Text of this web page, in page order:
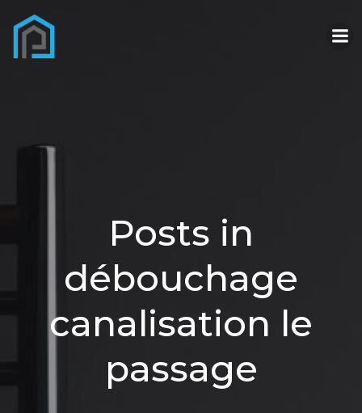
Posts in
débouchage
canalisation le
passage